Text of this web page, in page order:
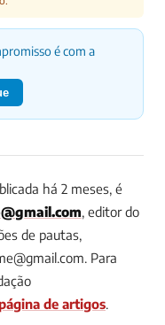
é com a
há 2 meses, é
, editor do
de pautas,
. Para
de artigos.